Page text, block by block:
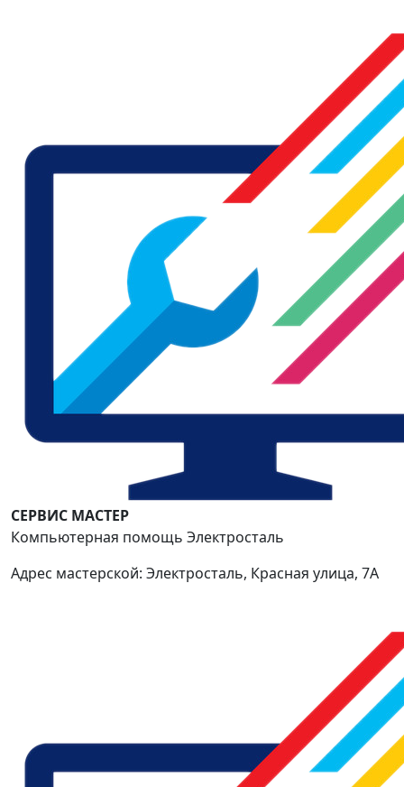
СЕРВИС МАСТЕР
Компьютерная помощь Электросталь
Адрес мастерской: Электросталь, Красная улица, 7А